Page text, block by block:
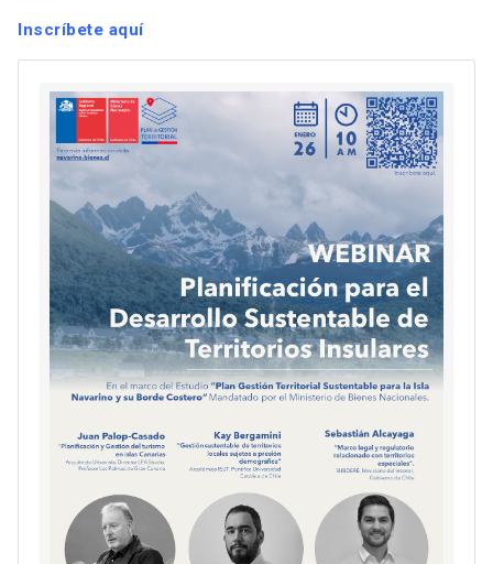
Inscríbete aquí